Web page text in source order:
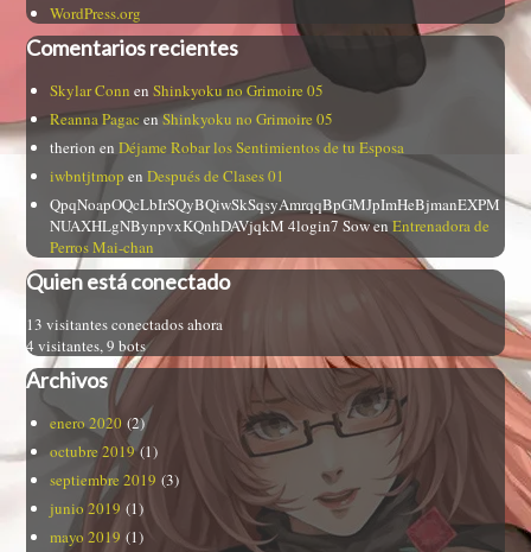
WordPress.org
Comentarios recientes
Skylar Conn enShinkyoku no Grimoire 05
Reanna Pagac enShinkyoku no Grimoire 05
therion enDéjame Robar los Sentimientos de tu Esposa
iwbntjtmop enDespués de Clases 01
QpqNoapOQcLbIrSQyBQiwSkSqsyAmrqqBpGMJpImHeBjmanEXPM
NUAXHLgNBynpvxKQnhDAVjqkM 4login7 SowenEntrenadora de
Perros Mai-chan
Quien está conectado
13 visitantes conectados ahora
4 visitantes,9 bots
Archivos
enero 2020 (2)
octubre 2019(1)
septiembre 2019 (3)
junio 2019 (1)
mayo 2019 (1)